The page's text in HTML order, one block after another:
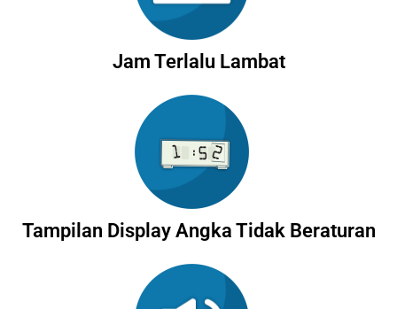
Jam Terlalu Lambat
Tampilan Display Angka Tidak Beraturan